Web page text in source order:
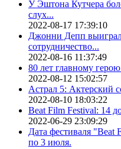
У Эштона Кутчера
слух...
2022-08-17 17:39:10
Джонни Депп выиграл
сотрудничество...
2022-08-16 11:37:49
80 лет главному
2022-08-12 15:02:57
Астрал 5: Актерский
2022-08-10 18:03:22
Beat Film Festival: 14
2022-06-29 23:09:29
Дата фестиваля "Beat
по 3 июля.